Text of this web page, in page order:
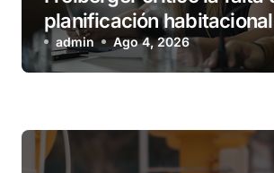
planificación
Municipio: “Vuoto deja
vecinos que llevan más
admin Ago 4, 2026